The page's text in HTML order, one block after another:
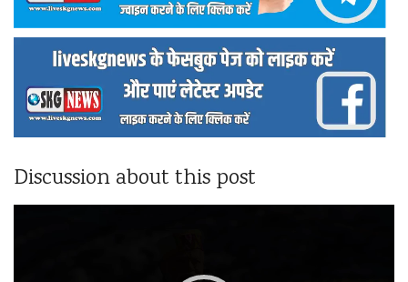
Discussion about this post